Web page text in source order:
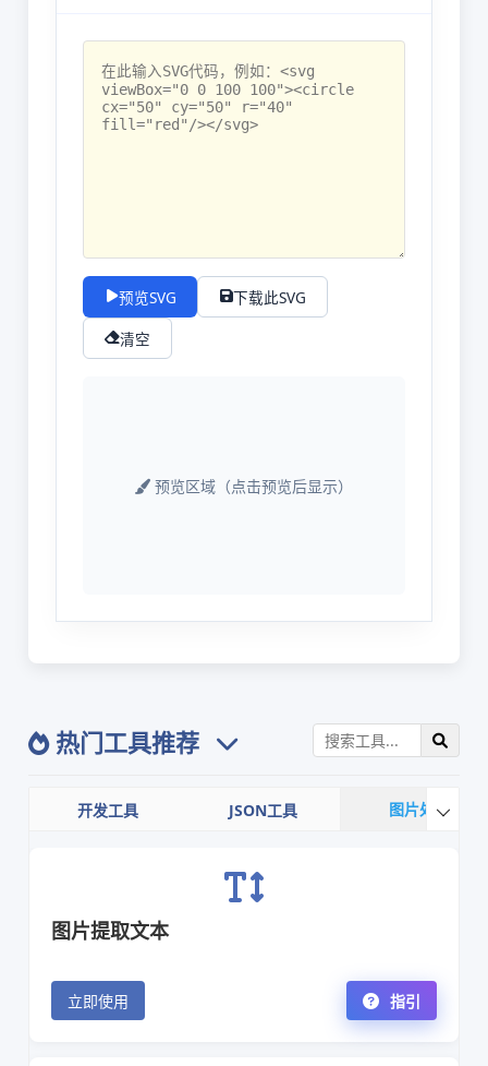
预览SVG
下载此SVG
清空
预览区域（点击预览后显示）
热门工具推荐
开发工具 JSON工具 图片处理

图片提取文本
立即使用 指引